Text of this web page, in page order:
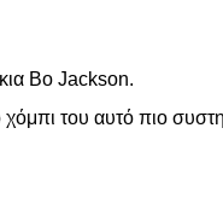
Bo Jackson.
του αυτό πιο